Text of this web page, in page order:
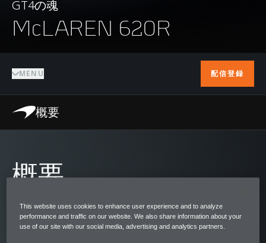
GT4の魂
McLAREN 620R
MENU 配信登録
概要
概要
るロードカーへと生まれ変わったのが
McLaren 620Rです。世界中のレースで数百も
This website uses cookies to enhance user experience and to analyze
performance and traffic on our website. We also share information about your
use of our site with our social media, advertising and analytics partners.